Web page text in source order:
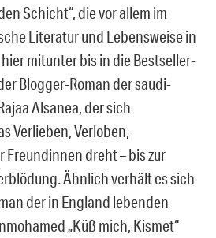
Schicht“, die vor allem im
Literatur und Lebensweise in
mitunter bis in die Bestseller-
Blogger-Roman der saudi-
Alsanea, der sich
Verlieben, Verloben,
Freundinnen dreht – bis zur
Ähnlich verhält es sich
der in England lebenden
„Küß mich, Kismet“